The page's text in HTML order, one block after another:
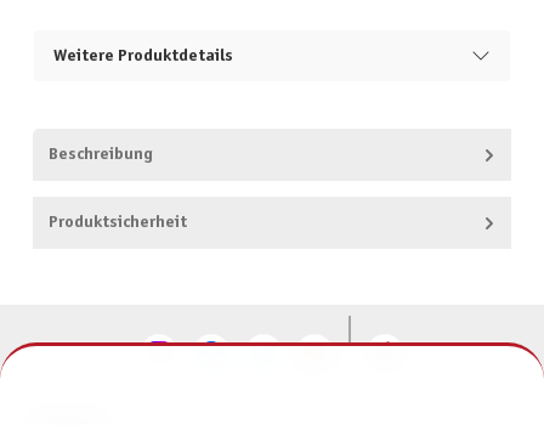
Weitere Produktdetails
Beschreibung
Produktsicherheit